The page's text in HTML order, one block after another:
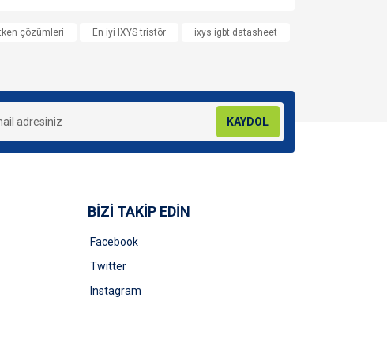
çözümleri En iyi IXYS tristör
ixys igbt datasheet
KAYDOL
BİZİ TAKİP EDİN
Facebook
Twitter
Instagram